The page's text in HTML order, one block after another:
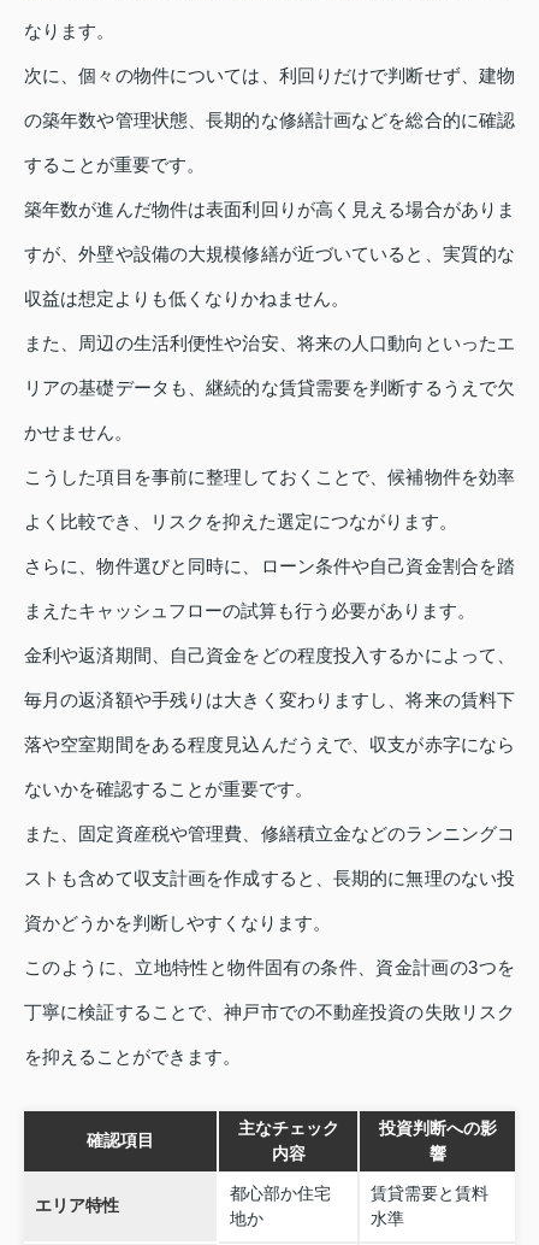
なります。
次に、個々の物件については、利回りだけで判断せず、建物
の築年数や管理状態、長期的な修繕計画などを総合的に確認
することが重要です。
築年数が進んだ物件は表面利回りが高く見える場合がありま
すが、外壁や設備の大規模修繕が近づいていると、実質的な
収益は想定よりも低くなりかねません。
また、周辺の生活利便性や治安、将来の人口動向といったエ
リアの基礎データも、継続的な賃貸需要を判断するうえで欠
かせません。
こうした項目を事前に整理しておくことで、候補物件を効率
よく比較でき、リスクを抑えた選定につながります。
さらに、物件選びと同時に、ローン条件や自己資金割合を踏
まえたキャッシュフローの試算も行う必要があります。
金利や返済期間、自己資金をどの程度投入するかによって、
毎月の返済額や手残りは大きく変わりますし、将来の賃料下
落や空室期間をある程度見込んだうえで、収支が赤字になら
ないかを確認することが重要です。
また、固定資産税や管理費、修繕積立金などのランニングコ
ストも含めて収支計画を作成すると、長期的に無理のない投
資かどうかを判断しやすくなります。
このように、立地特性と物件固有の条件、資金計画の3つを
丁寧に検証することで、神戸市での不動産投資の失敗リスク
を抑えることができます。
確認項目
主なチェック
内容
投資判断への影
響
エリア特性
都心部か住宅
地か
賃貸需要と賃料
水準